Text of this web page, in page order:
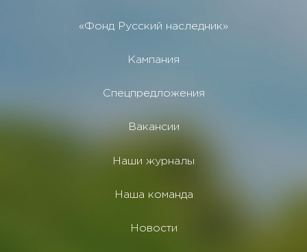
«Фонд Русский наследник»
Кампания
Спецпредложения
Вакансии
Наши журналы
Наша команда
Новости